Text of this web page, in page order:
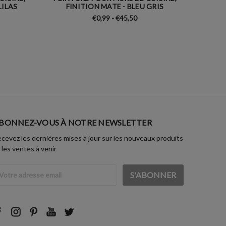
FINITION MATE - BLEU GRIS
€0,99 - €45,50
VOUS À NOTRE NEWSLETTER
les dernières mises à jour sur les nouveaux produits
ventes à venir